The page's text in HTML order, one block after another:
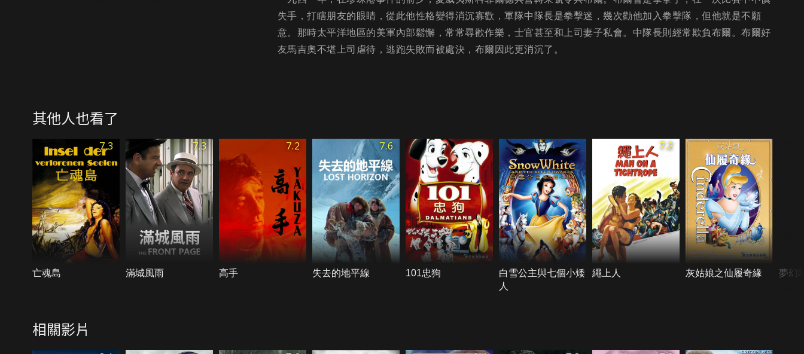
失手，打瞎朋友的眼睛，從此他性格變得消沉寡歡，軍隊中隊長是拳擊迷，幾次勸他加入拳擊隊，但他就是不願
意。那時太平洋地區的美軍內部鬆懈，常常尋歡作樂，士官甚至和上司妻子私會。中隊長則經常欺負布爾。布爾好
友馬吉奧不堪上司虐待，逃跑失敗而被處決，布爾因此更消沉了。
其他人也看了
7.3
亡魂島
7.3
滿城風雨
7.2
高手
7.6
失去的地平線 101忠狗
白雪公主與七個小矮
人
7.2
繩上人 灰姑娘之仙履奇緣 夢幻
相關影片